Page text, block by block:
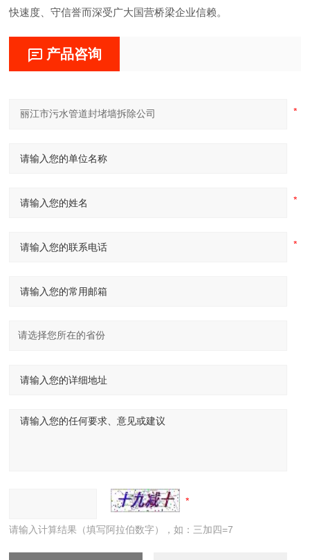
快速度、守信誉而深受广大国营桥梁企业信赖。
产品咨询
请输入计算结果（填写阿拉伯数字），如：三加四=7